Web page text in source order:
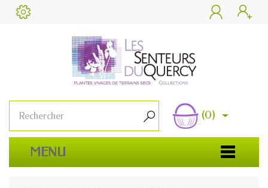
 
 (0)
MENU